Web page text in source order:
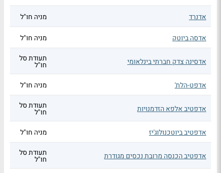
אדנרד מניה חו"ל
אדסה ביוטק מניה חו"ל
אדסינה צדק חברתי בינלאומי תעודת סל
חו"ל
אדפט-הלת'
מניה חו"ל
אדפטיב אלפא הזדמנויות תעודת סל
חו"ל
אדפטיב ביוטכנולוג'יז
מניה חו"ל
אדפטיב הכנסה מרובת נכסים מגודרת תעודת סל
חו"ל